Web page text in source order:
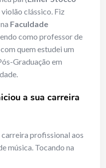
clássico. Fiz
Faculdade
como professor de
com quem estudei um
Graduação em
a sua carreira
carreira profissional aos
música. Tocando na